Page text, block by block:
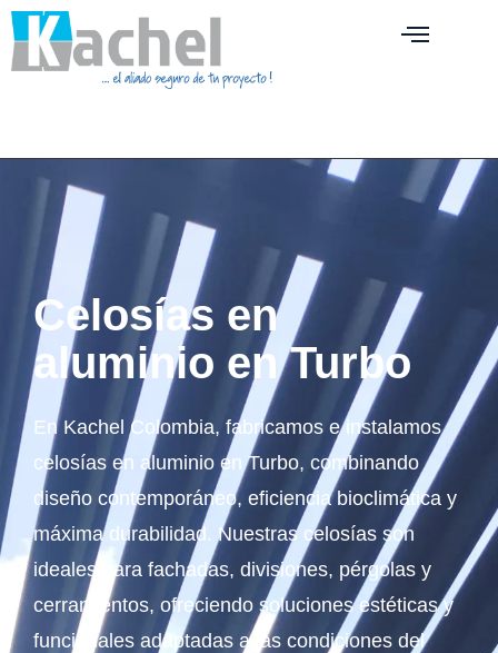
Celosías en
aluminio en Turbo
En Kachel Colombia, fabricamos e instalamos
celosías en aluminio en Turbo, combinando
diseño contemporáneo, eficiencia bioclimática y
máxima durabilidad. Nuestras celosías son
ideales para fachadas, divisiones, pérgolas y
cerramientos, ofreciendo soluciones estéticas y
funcionales adaptadas a las condiciones del